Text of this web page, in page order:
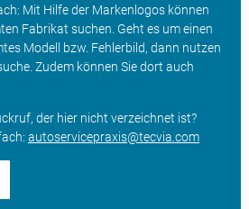
Mit Hilfe der Markenlogos können
Fabrikat suchen. Geht es um einen
Modell bzw. Fehlerbild, dann nutzen
Zudem können Sie dort auch
der hier nicht verzeichnet ist?
autoservicepraxis@tecvia.com